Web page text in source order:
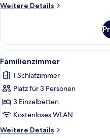
Weitere Details
Weitere
Alle
Fotos
für
Familienzimmer
anzeigen
18
Familienzimmer
1 Schlafzimmer
Platz für 3 Personen
3 Einzelbetten
Kostenloses WLAN
Weitere Details
Weitere